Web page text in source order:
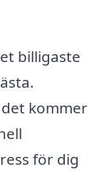
billigaste
kommer
för dig